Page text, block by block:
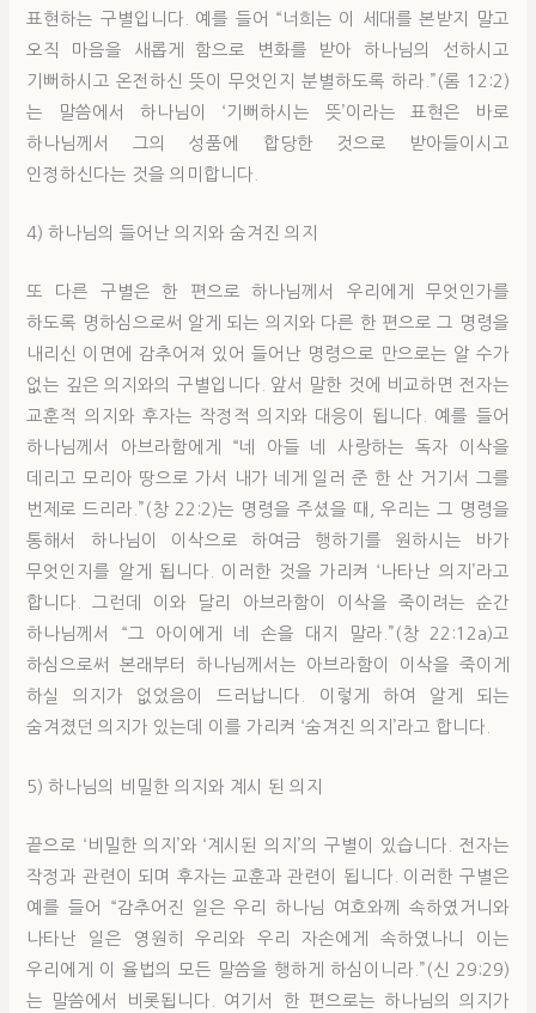
표현하는 구별입니다. 예를 들어 “너희는 이 세대를 본받지 말고
오직 마음을 새롭게 함으로 변화를 받아 하나님의 선하시고
기뻐하시고 온전하신 뜻이 무엇인지 분별하도록 하라.”(롬 12:2)
는 말씀에서 하나님이 ‘기뻐하시는 뜻’이라는 표현은 바로
하나님께서 그의 성품에 합당한 것으로 받아들이시고
인정하신다는 것을 의미합니다.
4) 하나님의 들어난 의지와 숨겨진 의지
또 다른 구별은 한 편으로 하나님께서 우리에게 무엇인가를
하도록 명하심으로써 알게 되는 의지와 다른 한 편으로 그 명령을
내리신 이면에 감추어져 있어 들어난 명령으로 만으로는 알 수가
없는 깊은 의지와의 구별입니다. 앞서 말한 것에 비교하면 전자는
교훈적 의지와 후자는 작정적 의지와 대응이 됩니다. 예를 들어
하나님께서 아브라함에게 “네 아들 네 사랑하는 독자 이삭을
데리고 모리아 땅으로 가서 내가 네게 일러 준 한 산 거기서 그를
번제로 드리라.”(창 22:2)는 명령을 주셨을 때, 우리는 그 명령을
통해서 하나님이 이삭으로 하여금 행하기를 원하시는 바가
무엇인지를 알게 됩니다. 이러한 것을 가리켜 ‘나타난 의지’라고
합니다. 그런데 이와 달리 아브라함이 이삭을 죽이려는 순간
하나님께서 “그 아이에게 네 손을 대지 말라.”(창 22:12a)고
하심으로써 본래부터 하나님께서는 아브라함이 이삭을 죽이게
하실 의지가 없었음이 드러납니다. 이렇게 하여 알게 되는
숨겨졌던 의지가 있는데 이를 가리켜 ‘숨겨진 의지’라고 합니다.
5) 하나님의 비밀한 의지와 계시 된 의지
끝으로 ‘비밀한 의지’와 ‘계시된 의지’의 구별이 있습니다. 전자는
작정과 관련이 되며 후자는 교훈과 관련이 됩니다. 이러한 구별은
예를 들어 “감추어진 일은 우리 하나님 여호와께 속하였거니와
나타난 일은 영원히 우리와 우리 자손에게 속하였나니 이는
우리에게 이 율법의 모든 말씀을 행하게 하심이니라.”(신 29:29)
는 말씀에서 비롯됩니다. 여기서 한 편으로는 하나님의 의지가